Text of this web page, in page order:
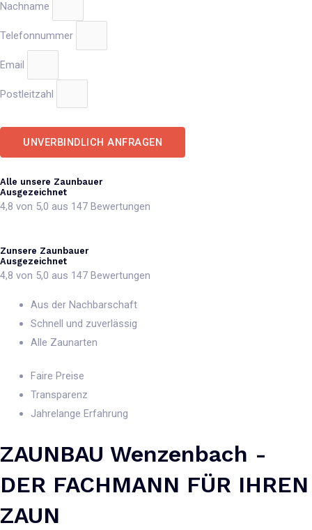
Nachname
Telefonnummer
Email
Postleitzahl
UNVERBINDLICH ANFRAGEN
Alle unsere Zaunbauer
Ausgezeichnet
4,8 von 5,0 aus 147 Bewertungen
Zunsere Zaunbauer
Ausgezeichnet
4,8 von 5,0 aus 147 Bewertungen
Aus der Nachbarschaft
Schnell und zuverlässig
Alle Zaunarten
Faire Preise
Transparenz
Jahrelange Erfahrung
ZAUNBAU Wenzenbach -
DER FACHMANN FÜR IHREN
ZAUN